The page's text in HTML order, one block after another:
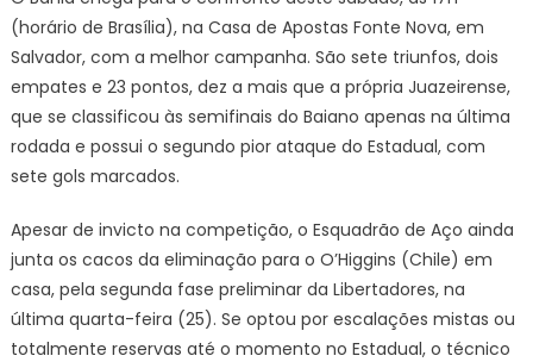
Brasil
(horário de Brasília), na Casa de Apostas Fonte Nova, em
Salvador, com a melhor campanha. São sete triunfos, dois
empates e 23 pontos, dez a mais que a própria Juazeirense,
que se classificou às semifinais do Baiano apenas na última
rodada e possui o segundo pior ataque do Estadual, com
sete gols marcados.
Apesar de invicto na competição, o Esquadrão de Aço ainda
junta os cacos da eliminação para o O’Higgins (Chile) em
casa, pela segunda fase preliminar da Libertadores, na
última quarta-feira (25). Se optou por escalações mistas ou
totalmente reservas até o momento no Estadual, o técnico